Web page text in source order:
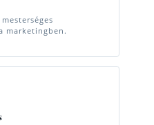
marketingben.